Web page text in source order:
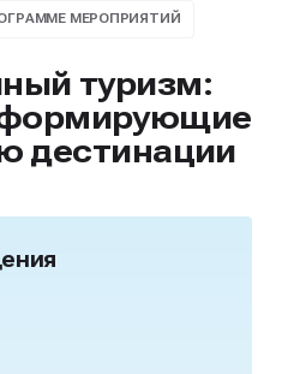
МЕРОПРИЯТИЙ
туризм:
дестинации